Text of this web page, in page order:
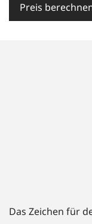
Preis
Das Zeichen für